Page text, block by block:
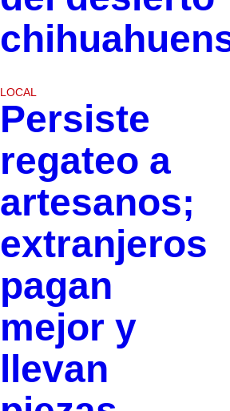
LOCAL
Persiste
regateo a
artesanos;
extranjeros
pagan
mejor y
llevan